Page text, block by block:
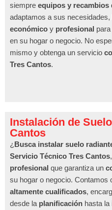
siempre equipos y recambios
adaptamos a sus
económico y profesional
en su hogar o negocio. No
mismo y obtenga un servicio
Tres Cantos.
Instalación de
Cantos
¿ Busca instalar suelo
Servicio Técnico Tres Cantos
profesional que garantiza un
su hogar o negocio. Contamos
altamente cualificados,
desde la planificación hasta la